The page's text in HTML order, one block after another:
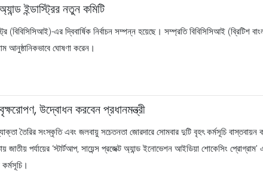
ইন্ডাস্ট্রির নতুন কমিটি
(বিবিসিসিআই)-এর দ্বিবার্ষিক নির্বাচন সম্পন্ন হয়েছে। সম্প্রতি বিবিসিসিআই (ব্রিটিশ
আনুষ্ঠানিকভাবে ঘোষণা করেন।
উদ্বোধন করবেন প্রধানমন্ত্রী
তৈরির সংস্কৃতি এবং জলবায়ু সচেতনতা জোরদারে সোমবার দুটি বৃহৎ কর্মসূচি
পর্যায়ের ‘স্টার্টআপ, সায়েন্স প্রজেক্ট অ্যান্ড ইনোভেশন আইডিয়া শোকেসিং